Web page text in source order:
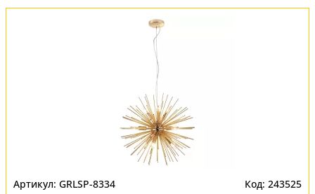
GRLSP-8334 243525